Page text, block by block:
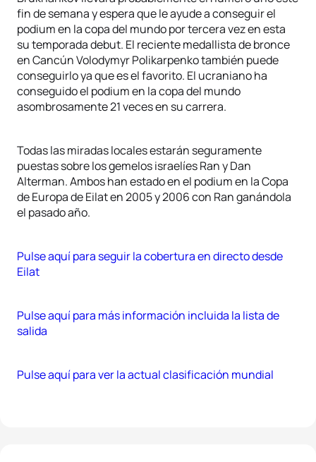
fin de semana y espera que le ayude a conseguir el
podium en la copa del mundo por tercera vez en esta
su temporada debut. El reciente medallista de bronce
en Cancún Volodymyr Polikarpenko también puede
conseguirlo ya que es el favorito. El ucraniano ha
conseguido el podium en la copa del mundo
asombrosamente 21 veces en su carrera.
Todas las miradas locales estarán seguramente
puestas sobre los gemelos israelíes Ran y Dan
Alterman. Ambos han estado en el podium en la Copa
de Europa de Eilat en 2005 y 2006 con Ran ganándola
el pasado año.
Pulse aquí para seguir la cobertura en directo desde
Eilat
Pulse aquí para más información incluida la lista de
salida
Pulse aquí para ver la actual clasificación mundial